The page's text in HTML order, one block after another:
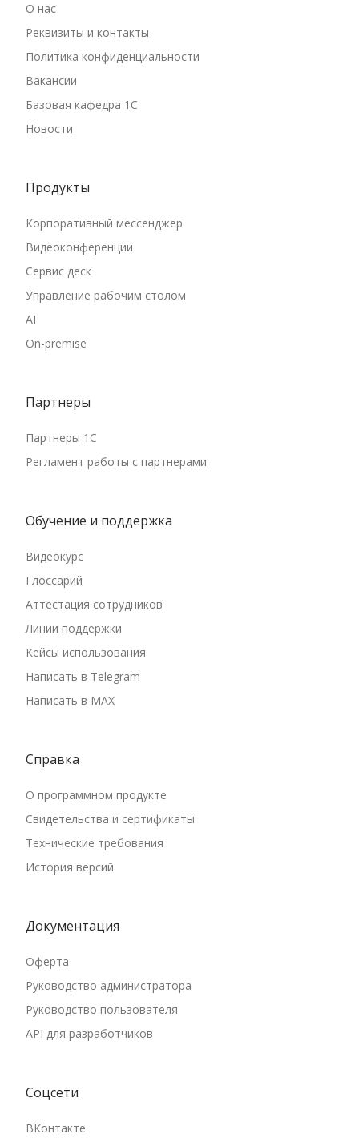
О нас
Реквизиты и контакты
Политика конфиденциальности
Вакансии
Базовая кафедра 1С
Новости
Продукты
Корпоративный мессенджер
Видеоконференции
Сервис деск
Управление рабочим столом
AI
On-premise
Партнеры
Партнеры 1С
Регламент работы с партнерами
Обучение и поддержка
Видеокурс
Глоссарий
Аттестация сотрудников
Линии поддержки
Кейсы использования
Написать в Telegram
Написать в MAX
Справка
О программном продукте
Свидетельства и сертификаты
Технические требования
История версий
Документация
Оферта
Руководство администратора
Руководство пользователя
API для разработчиков
Соцсети
ВКонтакте